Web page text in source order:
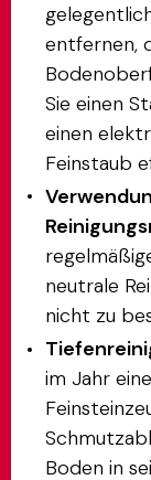
entfernen,
Sie einen
einen
Feinstaub
neutrale
nicht zu
im Jahr
Boden in